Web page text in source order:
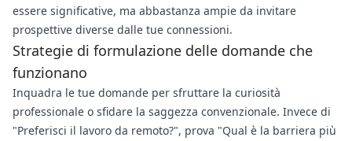
essere significative, ma abbastanza ampie da invitare
prospettive diverse dalle tue connessioni.
Strategie di formulazione delle domande che
funzionano
Inquadra le tue domande per sfruttare la curiosità
professionale o sfidare la saggezza convenzionale. Invece di
"Preferisci il lavoro da remoto?", prova "Qual è la barriera più